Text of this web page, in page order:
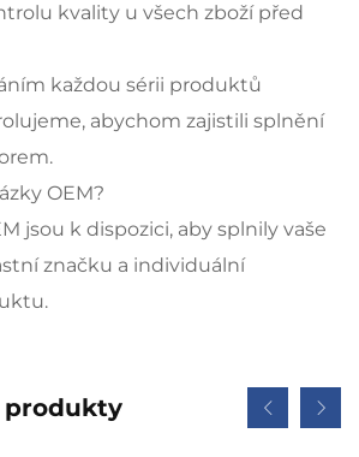
kvality u všech zboží před
každou sérii produktů
abychom zajistili splnění
OEM?
jsou k dispozici, aby splnily vaše
značku a individuální
produkty